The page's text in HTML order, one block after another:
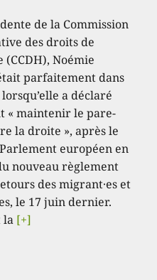
de la Commission
des droits de
(CCDH), Noémie
parfaitement dans
a déclaré
« maintenir le pare-
la droite », après le
européen en
nouveau règlement
des migrant·es et
le 17 juin dernier.
la [+]